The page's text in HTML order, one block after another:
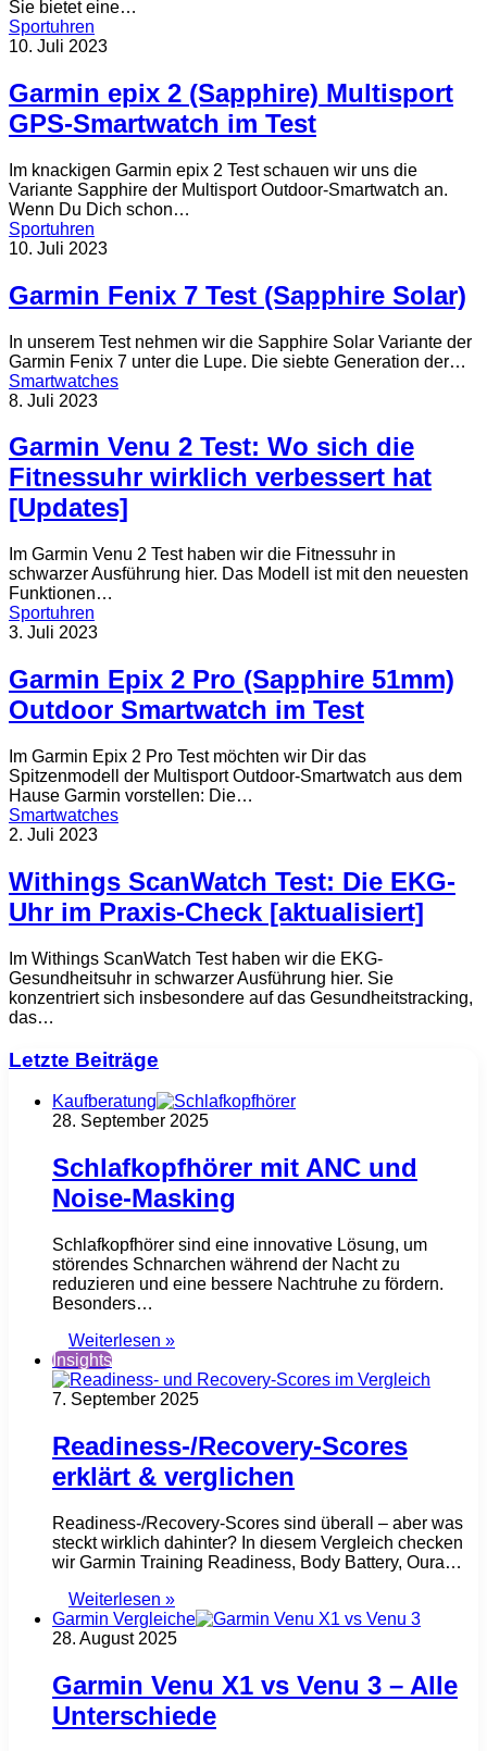
Sie bietet eine…
Sportuhren
10. Juli 2023
Garmin epix 2 (Sapphire) Multisport
GPS-Smartwatch im Test
Im knackigen Garmin epix 2 Test schauen wir uns die
Variante Sapphire der Multisport Outdoor-Smartwatch an.
Wenn Du Dich schon…
Sportuhren
10. Juli 2023
Garmin Fenix 7 Test (Sapphire Solar)
In unserem Test nehmen wir die Sapphire Solar Variante der
Garmin Fenix 7 unter die Lupe. Die siebte Generation der…
Smartwatches
8. Juli 2023
Garmin Venu 2 Test: Wo sich die
Fitnessuhr wirklich verbessert hat
[Updates]
Im Garmin Venu 2 Test haben wir die Fitnessuhr in
schwarzer Ausführung hier. Das Modell ist mit den neuesten
Funktionen…
Sportuhren
3. Juli 2023
Garmin Epix 2 Pro (Sapphire 51mm)
Outdoor Smartwatch im Test
Im Garmin Epix 2 Pro Test möchten wir Dir das
Spitzenmodell der Multisport Outdoor-Smartwatch aus dem
Hause Garmin vorstellen: Die…
Smartwatches
2. Juli 2023
Withings ScanWatch Test: Die EKG-
Uhr im Praxis-Check [aktualisiert]
Im Withings ScanWatch Test haben wir die EKG-
Gesundheitsuhr in schwarzer Ausführung hier. Sie
konzentriert sich insbesondere auf das Gesundheitstracking,
das…
Letzte Beiträge
Kaufberatung
28. September 2025
Schlafkopfhörer mit ANC und
Noise-Masking
Schlafkopfhörer sind eine innovative Lösung, um
störendes Schnarchen während der Nacht zu
reduzieren und eine bessere Nachtruhe zu fördern.
Besonders…
Weiterlesen »
Insights
7. September 2025
Readiness-/Recovery-Scores
erklärt & verglichen
Readiness-/Recovery-Scores sind überall – aber was
steckt wirklich dahinter? In diesem Vergleich checken
wir Garmin Training Readiness, Body Battery, Oura…
Weiterlesen »
Garmin Vergleiche
28. August 2025
Garmin Venu X1 vs Venu 3 – Alle
Unterschiede